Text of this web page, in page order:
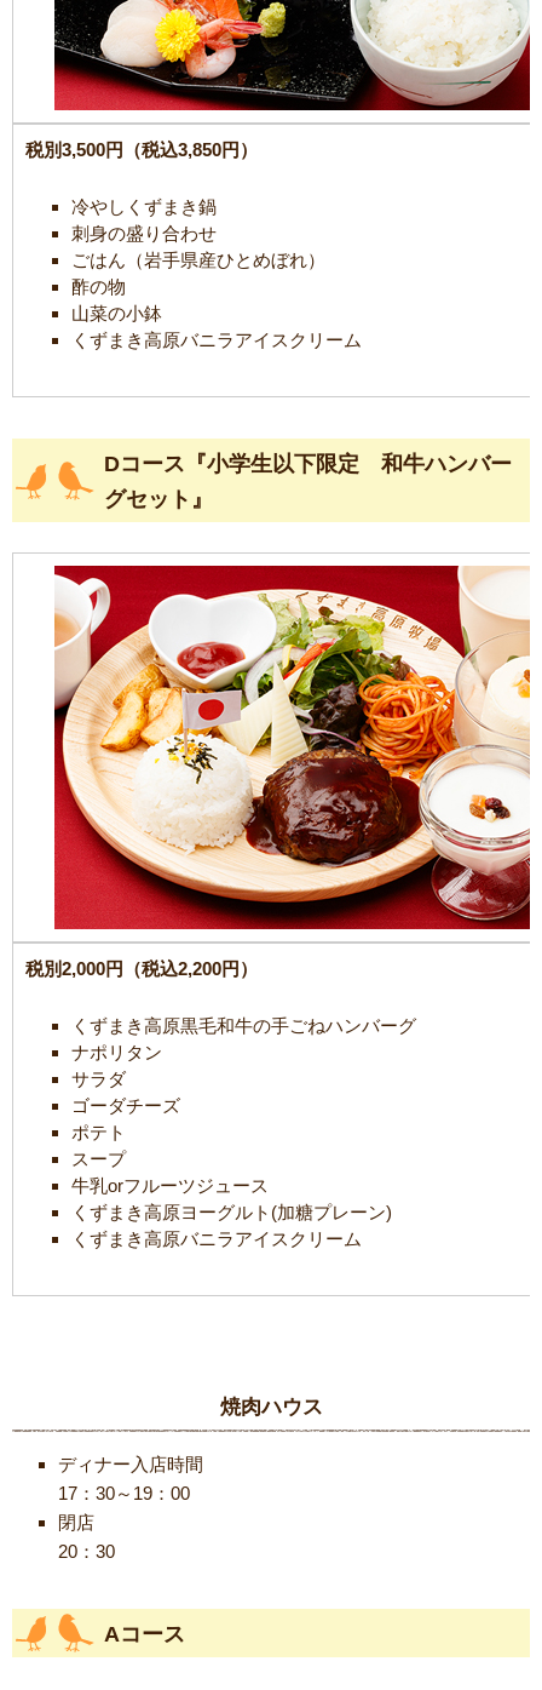
税別3,500円（税込3,850円）
冷やしくずまき鍋
刺身の盛り合わせ
ごはん（岩手県産ひとめぼれ）
酢の物
山菜の小鉢
くずまき高原バニラアイスクリーム
Dコース『小学生以下限定 和牛ハンバー
グセット』
税別2,000円（税込2,200円）
くずまき高原黒毛和牛の手ごねハンバーグ
ナポリタン
サラダ
ゴーダチーズ
ポテト
スープ
牛乳orフルーツジュース
くずまき高原ヨーグルト(加糖プレーン)
くずまき高原バニラアイスクリーム
焼肉ハウス
ディナー入店時間
17：30～19：00
閉店
20：30
Aコース